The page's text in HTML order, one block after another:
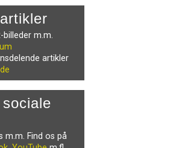
billeder m.m.
artikler
m.m. Find os på